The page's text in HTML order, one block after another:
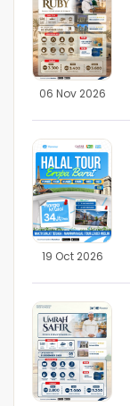
06 Nov 2026
19 Oct 2026